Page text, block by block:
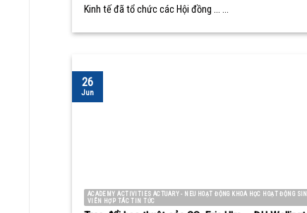
Kinh tế đã tổ chức các Hội đồng ... ...
ACADEMY ACTIVITIES ACTUARY - NEU HOẠT ĐỘNG KHOA HỌC HOẠT ĐỘNG
VIÊN HỢP TÁC TIN TỨC
26
Jun